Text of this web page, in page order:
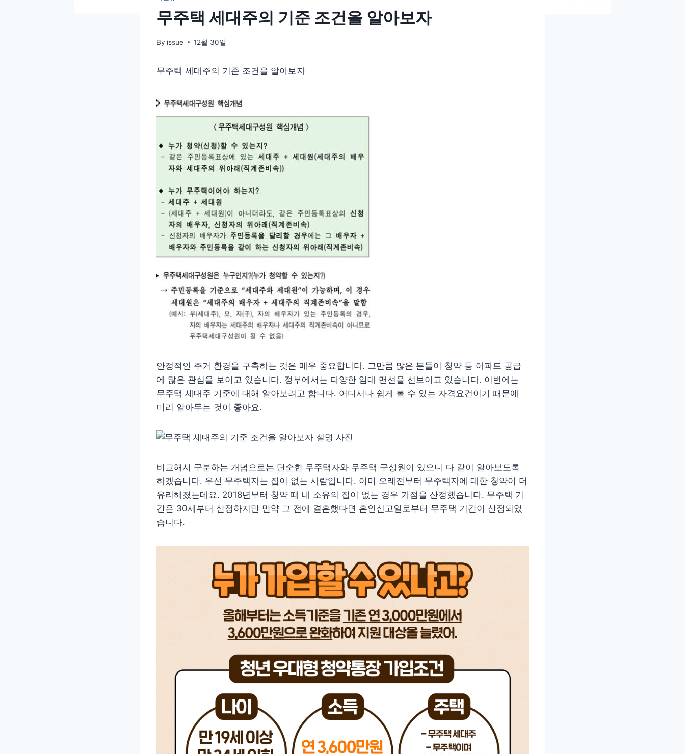
무주택 세대주의 기준 조건을 알아보자
By issue 12월 30일
무주택 세대주의 기준 조건을 알아보자
안정적인 주거 환경을 구축하는 것은 매우 중요합니다. 그만큼 많은 분들이 청약 등 아파트 공급
에 많은 관심을 보이고 있습니다. 정부에서는 다양한 임대 맨션을 선보이고 있습니다. 이번에는
무주택 세대주 기준에 대해 알아보려고 합니다. 어디서나 쉽게 볼 수 있는 자격요건이기 때문에
미리 알아두는 것이 좋아요.
비교해서 구분하는 개념으로는 단순한 무주택자와 무주택 구성원이 있으니 다 같이 알아보도록
하겠습니다. 우선 무주택자는 집이 없는 사람입니다. 이미 오래전부터 무주택자에 대한 청약이 더
유리해졌는데요. 2018년부터 청약 때 내 소유의 집이 없는 경우 가점을 산정했습니다. 무주택 기
간은 30세부터 산정하지만 만약 그 전에 결혼했다면 혼인신고일로부터 무주택 기간이 산정되었
습니다.